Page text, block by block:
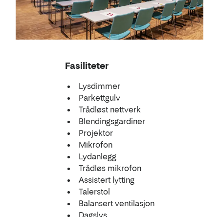
Fasiliteter
Lysdimmer
Parkettgulv
Trådløst nettverk
Blendingsgardiner
Projektor
Mikrofon
Lydanlegg
Trådløs mikrofon
Assistert lytting
Talerstol
Balansert ventilasjon